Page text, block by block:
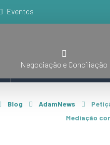
Eventos
Negociação e Conciliação
Blog AdamNews
Mediação